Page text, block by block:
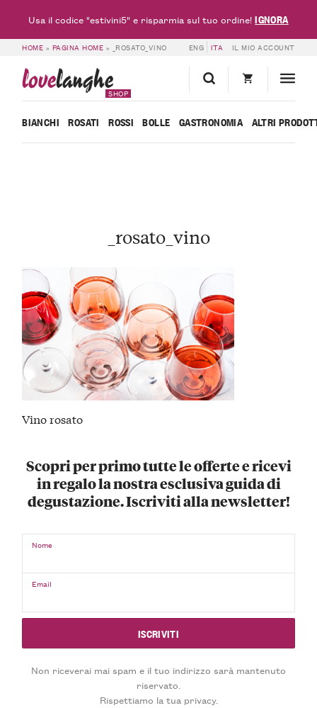
HOME » PAGINA HOME » _ROSATO_VINO ENG ITA IL MIO ACCOUNT
lovelanghe
SHOP
BIANCHI ROSATI ROSSI BOLLE GASTRONOMIA ALTRI
_rosato_vino
Vino rosato
Scopri per primo tutte le offerte e ricevi
in regalo la nostra esclusiva guida di
degustazione. Iscriviti alla newsletter!
Nome
Email
Non riceverai mai spam e il tuo indirizzo sarà mantenuto
riservato.
Rispettiamo la tua privacy.
Usa il codice "estivini5" e risparmia sul tuo ordine!IGNORA